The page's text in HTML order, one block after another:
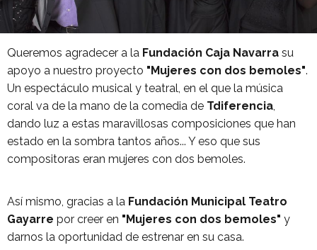
Queremos agradecer a la Fundación Caja Navarra su
apoyo a nuestro proyecto "Mujeres con dos bemoles".
Un espectáculo musical y teatral, en el que la música
coral va de la mano de la comedia de Tdiferencia,
dando luz a estas maravillosas composiciones que han
estado en la sombra tantos años... Y eso que sus
compositoras eran mujeres con dos bemoles.
Así mismo, gracias a la Fundación Municipal Teatro
Gayarre por creer en "Mujeres con dos bemoles" y
darnos la oportunidad de estrenar en su casa.